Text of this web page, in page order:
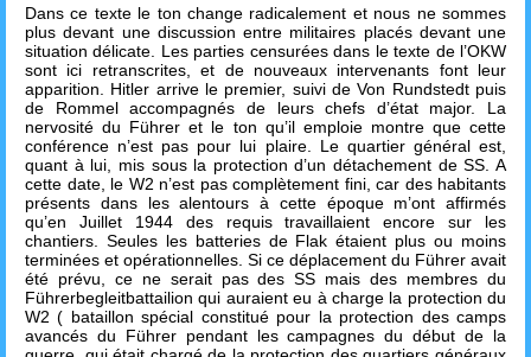
Dans ce texte le ton change radicalement et nous ne sommes
plus devant une discussion entre militaires placés devant une
situation délicate. Les parties censurées dans le texte de l’OKW
sont ici retranscrites, et de nouveaux intervenants font leur
apparition. Hitler arrive le premier, suivi de Von Rundstedt puis
de Rommel accompagnés de leurs chefs d’état major. La
nervosité du Führer et le ton qu’il emploie montre que cette
conférence n’est pas pour lui plaire. Le quartier général est,
quant à lui, mis sous la protection d’un détachement de SS. A
cette date, le W2 n’est pas complètement fini, car des habitants
présents dans les alentours à cette époque m’ont affirmés
qu’en Juillet 1944 des requis travaillaient encore sur les
chantiers. Seules les batteries de Flak étaient plus ou moins
terminées et opérationnelles. Si ce déplacement du Führer avait
été prévu, ce ne serait pas des SS mais des membres du
Führerbegleitbattailion qui auraient eu à charge la protection du
W2 ( bataillon spécial constitué pour la protection des camps
avancés du Führer pendant les campagnes du début de la